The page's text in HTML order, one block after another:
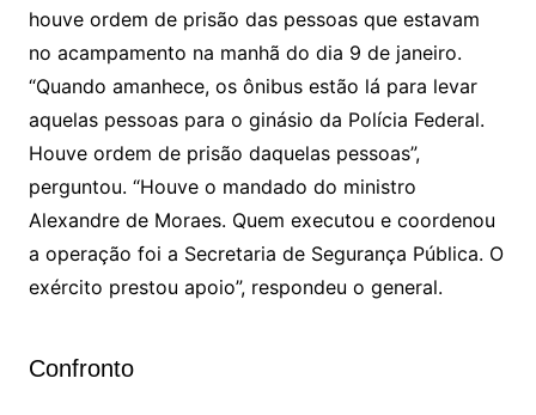
houve ordem de prisão das pessoas que estavam
no acampamento na manhã do dia 9 de janeiro.
“Quando amanhece, os ônibus estão lá para levar
aquelas pessoas para o ginásio da Polícia Federal.
Houve ordem de prisão daquelas pessoas”,
perguntou. “Houve o mandado do ministro
Alexandre de Moraes. Quem executou e coordenou
a operação foi a Secretaria de Segurança Pública. O
exército prestou apoio”, respondeu o general.
Confronto